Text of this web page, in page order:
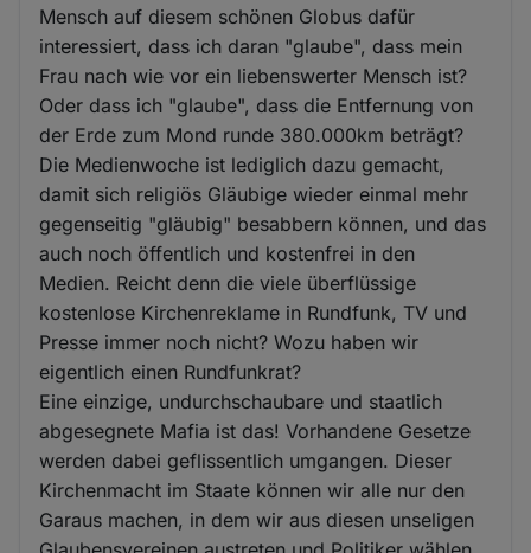
Mensch auf diesem schönen Globus dafür
interessiert, dass ich daran "glaube", dass mein
Frau nach wie vor ein liebenswerter Mensch ist?
Oder dass ich "glaube", dass die Entfernung von
der Erde zum Mond runde 380.000km beträgt?
Die Medienwoche ist lediglich dazu gemacht,
damit sich religiös Gläubige wieder einmal mehr
gegenseitig "gläubig" besabbern können, und das
auch noch öffentlich und kostenfrei in den
Medien. Reicht denn die viele überflüssige
kostenlose Kirchenreklame in Rundfunk, TV und
Presse immer noch nicht? Wozu haben wir
eigentlich einen Rundfunkrat?
Eine einzige, undurchschaubare und staatlich
abgesegnete Mafia ist das! Vorhandene Gesetze
werden dabei geflissentlich umgangen. Dieser
Kirchenmacht im Staate können wir alle nur den
Garaus machen, in dem wir aus diesen unseligen